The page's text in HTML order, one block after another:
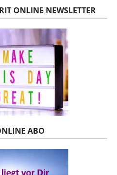
ONLINE NEWSLETTER
ABO